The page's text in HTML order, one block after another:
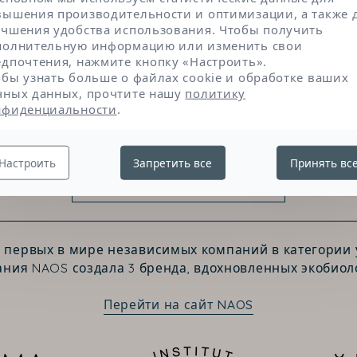
мгновенный подтягивание и
Свяжитесь с нами
первых в мире независимых компаний в категории
NAOS создала 3 бренда, вдохновленных
Перейти на сайт NAOS
производительности и оптимизации, а также
удобства использования. Чтобы получить
информацию или изменить свои
нажмите кнопку «Настроить».
узнать больше о файлах cookie и обработке ваших
данных, прочтите нашу политику
.
Настроить Запретить все Принять все